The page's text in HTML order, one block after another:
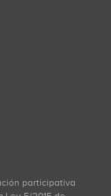
participativa